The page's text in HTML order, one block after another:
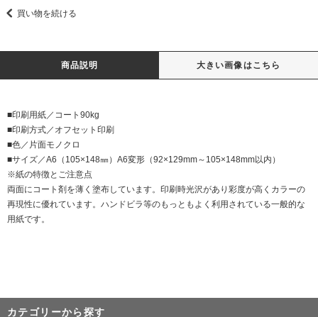
買い物を続ける
商品説明 大きい画像はこちら
■印刷用紙／コート90kg
■印刷方式／オフセット印刷
■色／片面モノクロ
■サイズ／A6（105×148㎜）A6変形（92×129mm～105×148mm以内）
※紙の特徴とご注意点
両面にコート剤を薄く塗布しています。印刷時光沢があり彩度が高くカラーの
再現性に優れています。ハンドビラ等のもっともよく利用されている一般的な
用紙です。
カテゴリーから探す